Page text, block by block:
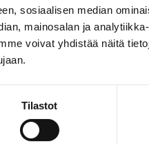
sosiaalisen median
mainosalan ja
voivat yhdistää näitä
Tilastotjärjestää
9. luokkalaisille,